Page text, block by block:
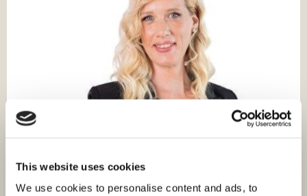
This website uses cookies
We use cookies to personalise content and ads, to